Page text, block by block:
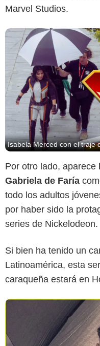
Marvel Studios.
Isabela Merced con el traje
Por otro lado, aparece
Gabriela de Faría
todo los adultos
por haber sido la
series de Nickelodeon.
Si bien ha tenido un
Latinoamérica, esta
caraqueña estará en